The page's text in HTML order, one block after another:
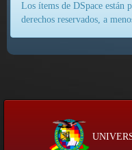
Los ítems de DSpace están
derechos reservados, a